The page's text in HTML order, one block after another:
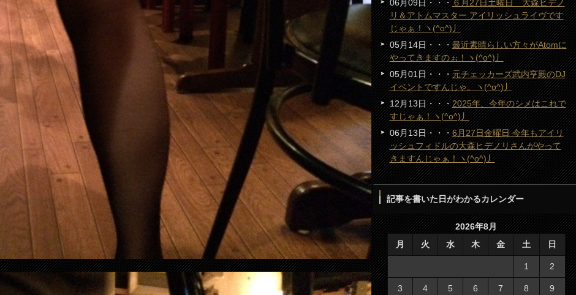
06月09日・・・６月27日土曜日 大森ヒデノ
リ＆アトムマスター アイリッシュライヴです
じゃぁ！ヽ(^o^)丿
05月14日・・・最近素晴らしい方々がAtomに
やってきますのぉ！ヽ(^o^)丿
05月01日・・・元チェッカーズ武内亨殿のDJ
イベントですんじゃ。ヽ(^o^)丿
12月13日・・・2025年、今年のシメはこれで
すじゃぁ！ヽ(^o^)丿
06月13日・・・6月27日金曜日 今年もアイリ
ッシュフィドルの大森ヒデノリさんがやって
きますんじゃぁ！ヽ(^o^)丿
記事を書いた日がわかるカレンダー
2026年8月
月
火 水 木 金 土 日
1 2
3 4 5 6 7 8 9